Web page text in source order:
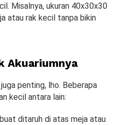
Misalnya, ukuran 40x30x30
atau rak kecil tanpa bikin
Akuariumnya
penting, lho. Beberapa
kecil antara lain:
ditaruh di atas meja atau